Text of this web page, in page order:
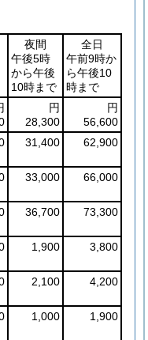
夜間
午後5時
から午後
10時まで
全日
午前9時か
ら午後10
時まで
円
28,300
円
56,600
31,400 62,900
33,000 66,000
36,700 73,300
1,900 3,800
2,100 4,200
1,000 1,900